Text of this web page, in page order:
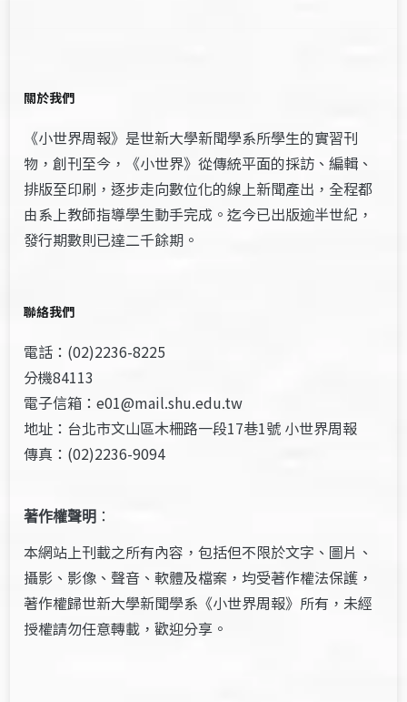
關於我們
《小世界周報》是世新大學新聞學系所學生的實習刊
物，創刊至今，《小世界》從傳統平面的採訪、編輯、
排版至印刷，逐步走向數位化的線上新聞產出，全程都
由系上教師指導學生動手完成。迄今已出版逾半世紀，
發行期數則已達二千餘期。
聯絡我們
電話：(02)2236-8225
分機84113
電子信箱：e01@mail.shu.edu.tw
地址：台北市文山區木柵路一段17巷1號 小世界周報
傳真：(02)2236-9094
著作權聲明 ：
本網站上刊載之所有內容，包括但不限於文字、圖片、
攝影、影像、聲音、軟體及檔案，均受著作權法保護，
著作權歸世新大學新聞學系《小世界周報》所有，未經
授權請勿任意轉載，歡迎分享。